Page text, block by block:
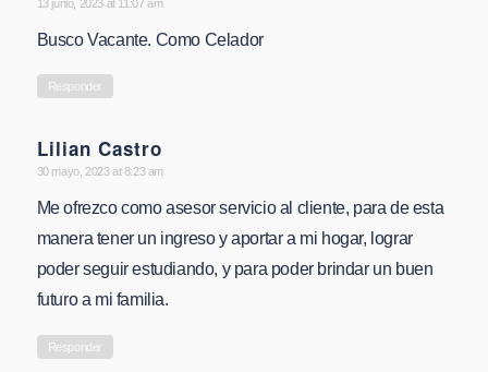
says:
13 junio, 2023 at 11:07 am
Busco Vacante. Como Celador
Responder
Lilian Castro
says:
30 mayo, 2023 at 8:23 am
Me ofrezco como asesor servicio al cliente, para de esta
manera tener un ingreso y aportar a mi hogar, lograr
poder seguir estudiando, y para poder brindar un buen
futuro a mi familia.
Responder